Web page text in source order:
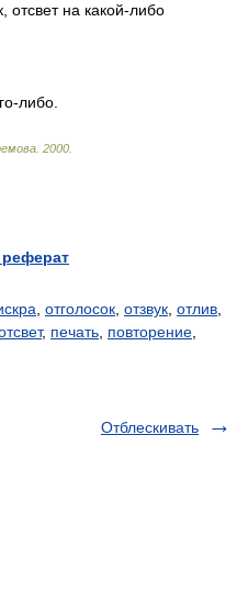
отсвет на какой-либо
либо.
2000
отголосок отзвук отлив
, печать повторение
Отблескивать